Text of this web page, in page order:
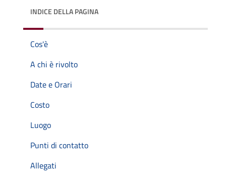
INDICE DELLA PAGINA
Cos'è
A chi è rivolto
Date e Orari
Costo
Luogo
Punti di contatto
Allegati